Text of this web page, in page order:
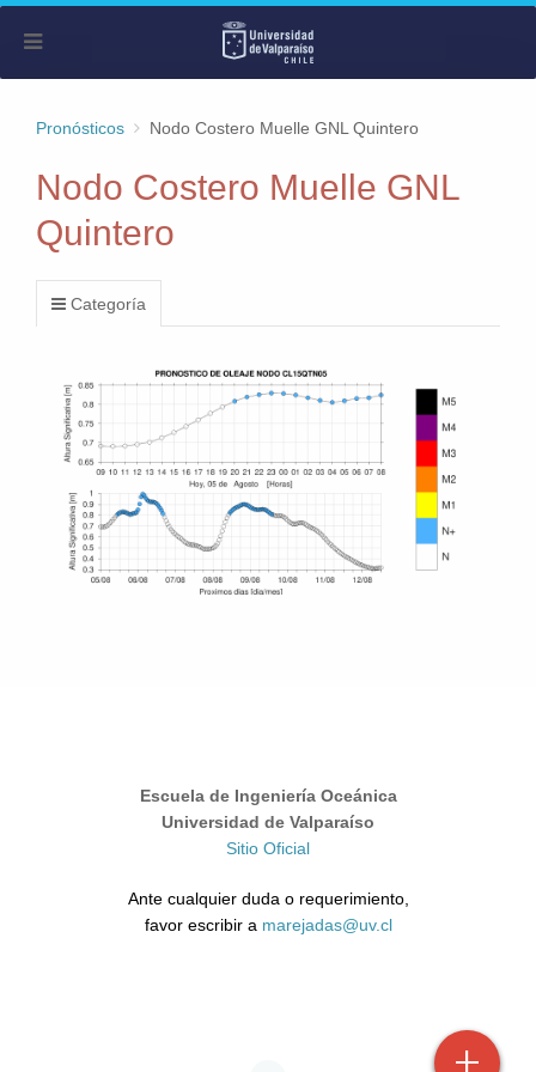
Pronósticos Nodo Costero Muelle GNL Quintero
Nodo Costero Muelle GNL
Quintero
Categoría
Escuela de Ingeniería Oceánica
Universidad de Valparaíso
Sitio Oficial
Ante cualquier duda o requerimiento,
favor escribir a marejadas@uv.cl